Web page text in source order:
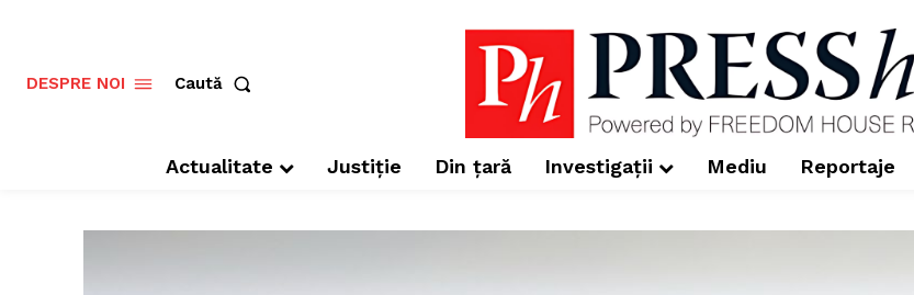
DESPRE NOI Caută
Actualitate Justiție Din țară Investigații Mediu Reportaje